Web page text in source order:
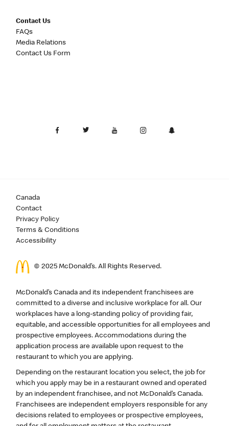
Contact Us
FAQs
Media Relations
Contact Us Form
Canada
Contact
Privacy Policy
Terms & Conditions
Accessibility
© 2025 McDonald’s. All Rights Reserved.
McDonald’s Canada and its independent franchisees are
committed to a diverse and inclusive workplace for all. Our
workplaces have a long-standing policy of providing fair,
equitable, and accessible opportunities for all employees and
prospective employees. Accommodations during the
application process are available upon request to the
restaurant to which you are applying.
Depending on the restaurant location you select, the job for
which you apply may be in a restaurant owned and operated
by an independent franchisee, and not McDonald’s Canada.
Franchisees are independent employers responsible for any
decisions related to employees or prospective employees,